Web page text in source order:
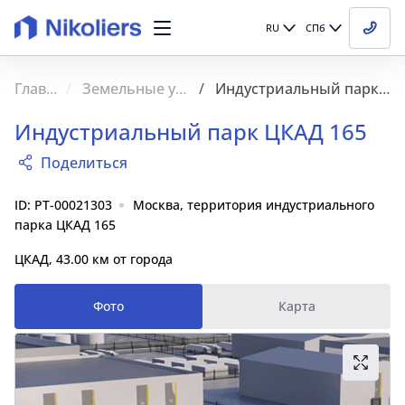
RU СПб
Главная Земельные участки Индустриальный парк ЦКАД 165
Индустриальный парк ЦКАД 165
Поделиться
ID: PT-00021303
Москва, территория индустриального
парка ЦКАД 165
ЦКАД, 43.00 км от города
Фото Карта